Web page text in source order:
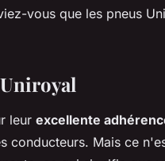
vous que les pneus
leur excellente
conducteurs. Mais ce